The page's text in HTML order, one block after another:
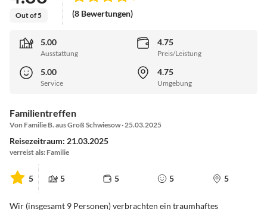
Out of 5 (8 Bewertungen)
5.00
Ausstattung
4.75
Preis/Leistung
5.00
Service
4.75
Umgebung
Familientreffen
Von Familie B. aus Groß Schwiesow · 25.03.2025
Reisezeitraum: 21.03.2025
verreist als: Familie
5 5 5 5 5
Wir (insgesamt 9 Personen) verbrachten ein traumhaftes